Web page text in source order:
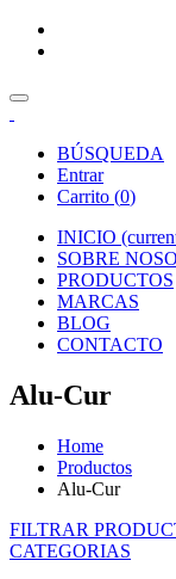
BÚSQUEDA
Entrar
Carrito (0)
INICIO
SOBRE
PRODUCTOS
MARCAS
BLOG
CONTACTO
Alu-Cur
Home
Productos
Alu-Cur
FILTRAR
CATEGORIAS